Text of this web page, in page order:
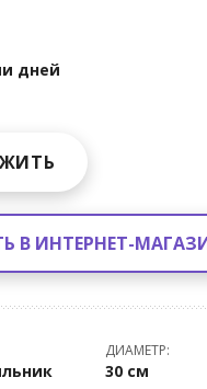
дней
В ИНТЕРНЕТ-
ДИАМЕТР:
30 см